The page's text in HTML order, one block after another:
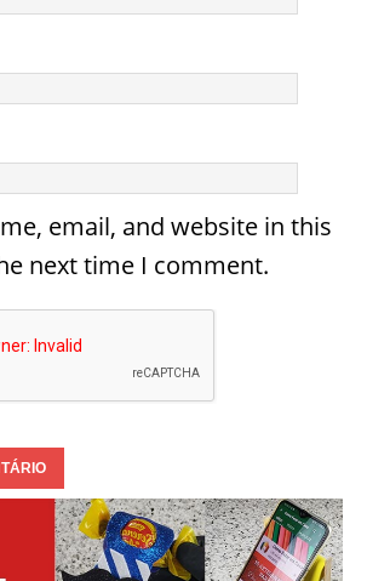
email, and website in this
next time I comment.